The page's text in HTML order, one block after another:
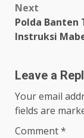
Next
Polda Banten
Instruksi
Leave a
Your email
fields are
Comment*